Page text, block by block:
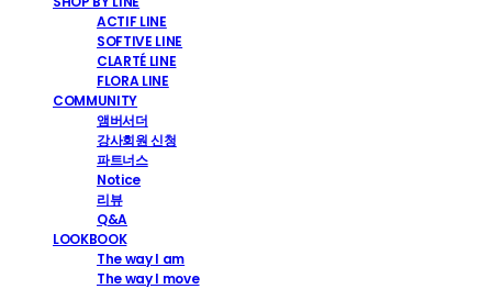
ACTIF LINE
SOFTIVE LINE
CLARTÉ LINE
FLORA LINE
COMMUNITY
앰버서더
강사회원 신청
파트너스
Notice
리뷰
Q&A
LOOKBOOK
The way I am
The way I move